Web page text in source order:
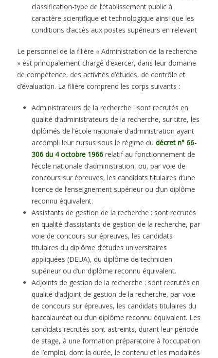
classification-type de l’établissement public à
caractère scientifique et technologique ainsi que les
conditions d’accès aux postes supérieurs en relevant
Le personnel de la filière « Administration de la recherche
» est principalement chargé d’exercer, dans leur domaine
de compétence, des activités d’études, de contrôle et
d’évaluation. La filière comprend les corps suivants :
Administrateurs de la recherche : sont recrutés en
qualité d’administrateurs de la recherche, sur titre, les
diplômés de l’école nationale d’administration ayant
accompli leur cursus sous le régime du décret n° 66-
306 du 4 octobre 1966 relatif au fonctionnement de
l’école nationale d’administration, ou, par voie de
concours sur épreuves, les candidats titulaires d’une
licence de l’enseignement supérieur ou d’un diplôme
reconnu équivalent.
Assistants de gestion de la recherche : sont recrutés
en qualité d’assistants de gestion de la recherche, par
voie de concours sur épreuves, les candidats
titulaires du diplôme d’études universitaires
appliquées (DEUA), du diplôme de technicien
supérieur ou d’un diplôme reconnu équivalent.
Adjoints de gestion de la recherche : sont recrutés en
qualité d’adjoint de gestion de la recherche, par voie
de concours sur épreuves, les candidats titulaires du
baccalauréat ou d’un diplôme reconnu équivalent. Les
candidats recrutés sont astreints, durant leur période
de stage, à une formation préparatoire à l’occupation
de l’emploi, dont la durée, le contenu et les modalités